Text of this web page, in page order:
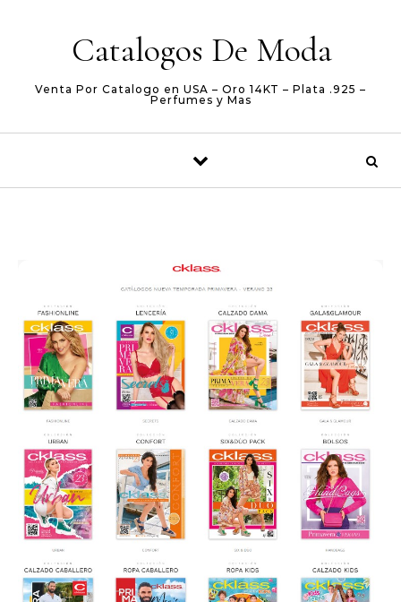
Catalogos De Moda
Venta Por Catalogo en USA – Oro 14KT – Plata .925 –
Perfumes y Mas